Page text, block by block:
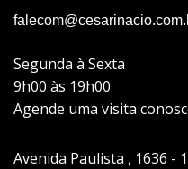
Segunda à Sexta
9h00 às 19h00
Agende uma visita
Avenida Paulista , 1636 -